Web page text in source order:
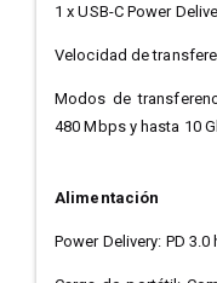
1 x USB-C Power
Velocidad de
Modos de
480 Mbps y hasta 10
Alimentación
Power Delivery: PD 3.0